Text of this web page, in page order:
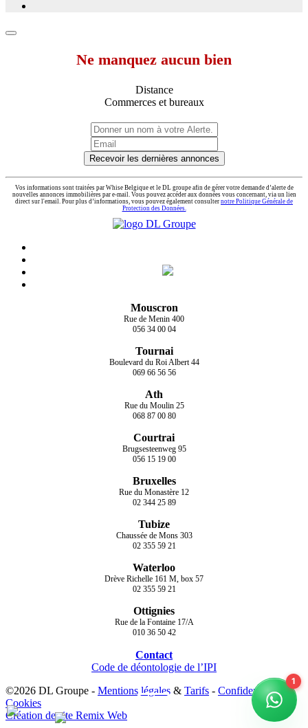
Ne manquez aucun bien
Distance
Commerces et bureaux
Recevoir les dernières annonces
Vos informations sont traitées par Whise Belgique et le DL groupe afin de gérer votre demande d’alerte de
nouvelles annonces immobilières par e-mail. Vous pouvez accéder aux données vous concernant, via un lien
direct sur l'email. Pour plus d’informations, vous pouvez également consulter notre Politique Générale de
Protection des Données.
Mouscron
Rue de Menin 400
056 34 00 04
Tournai
Boulevard du Roi Albert 44
069 66 56 56
Ath
Rue du Moulin 25
068 87 00 80
Courtrai
Brugsesteenweg 95
056 15 19 00
Bruxelles
Rue du Monastère 12
02 344 25 89
Tubize
Chaussée de Mons 303
02 355 59 21
Waterloo
Drève Richelle 161 M, box 57
02 355 59 21
Ottignies
Rue de la Fontaine 17/A
010 36 50 42
Contact
Code de déontologie de l’IPI
©2026 DL Groupe - Mentions légales & Tarifs - Confidentialité -
Cookies
Création de site Remix Web